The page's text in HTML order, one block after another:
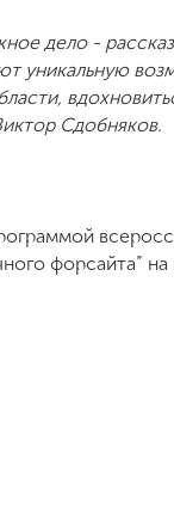
дело -
уникальную
Сдобняков.
форсайта”